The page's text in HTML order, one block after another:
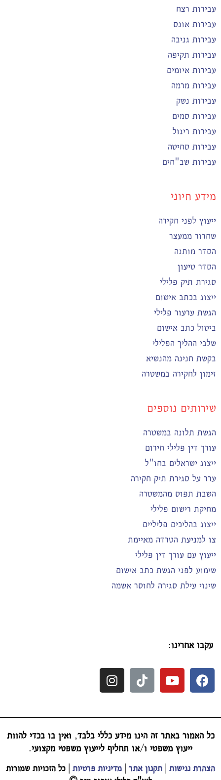
עבירות רצח
עבירות אונס
עבירות גניבה
עבירות תקיפה
עבירות איומים
עבירות מרמה
עבירות נשק
עבירות סמים
עבירות ריגול
עבירות סחיטה
עבירות שב"חים
מידע חיוני
ייעוץ לפני חקירה
שחרור ממעצר
הסדר מותנה
הסדר טיעון
סגירת תיק פלילי
ייצוג בכתב אישום
הגשת ערעור פלילי
ביטול כתב אישום
שלבי ההליך הפלילי
בקשת חנינה מהנשיא
זימון לחקירה במשטרה
שירותים נוספים
הגשת תלונה במשטרה
עורך דין פלילי חירום
ייצוג ישראלים בחו"ל
ערר על סגירת תיק חקירה
השבת תפוס מהמשטרה
מחיקת רישום פלילי
ייצוג בהליכים פליליים
צו למניעת הטרדה מאיימת
ייעוץ עם עורך דין פלילי
שימוע לפני הגשת כתב אישום
שינוי עילת סגירה לחוסר אשמה
עקבו אחרינו:
כל האמור באתר זה הינו מידע כללי בלבד, ואין בו בכדי להוות
ייעוץ משפטי ו/או תחליף לייעוץ משפטי מקצועי.
הצהרת נגישות תקנון אתר מדיניות פרטיות כל הזכויות שמורות